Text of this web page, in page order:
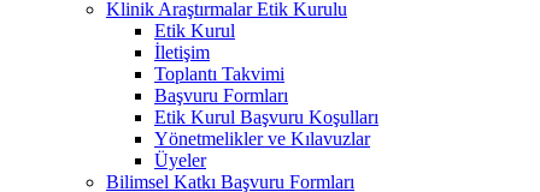
Klinik Araştırmalar Etik Kurulu
Etik Kurul
İletişim
Toplantı Takvimi
Başvuru Formları
Etik Kurul Başvuru Koşulları
Yönetmelikler ve Kılavuzlar
Üyeler
Bilimsel Katkı Başvuru Formları